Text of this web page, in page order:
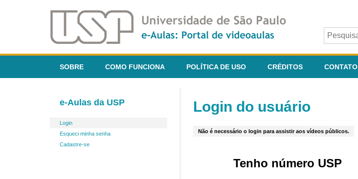
SOBRE COMO FUNCIONA POLÍTICA DE USO CRÉDITOS CONTATO
e-Aulas da USP
Login
Esqueci minha senha
Cadastre-se
Login do usuário
Não é necessário o login para assistir aos vídeos públicos.
Tenho número USP